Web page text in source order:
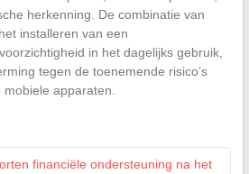
herkenning. De combinatie van
installeren van een
in het dagelijks gebruik,
tegen de toenemende risico’s
apparaten.
financiële ondersteuning na het